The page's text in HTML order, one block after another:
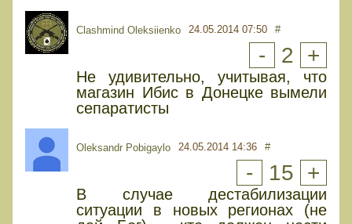
Clashmind Oleksiienko 24.05.2014 07:50 #
- 2 +
Не удивительно, учитывая, что
магазин Ибис в Донецке вымели
сепаратисты
Oleksandr Pobigaylo 24.05.2014 14:36 #
- 15 +
В случае дестабилизации
ситуации в новых регионах (не